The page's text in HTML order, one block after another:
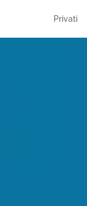
Privati